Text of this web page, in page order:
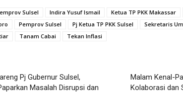
Sulsel Indira Yusuf Ismail Ketua TP PKK Makassar
Pemprov Sulsel Pj Ketua TP PKK Sulsel
Sekretaris
Tanam Cabai Tekan Inflasi
Pj Gubernur Sulsel,
Masalah Disrupsi dan
Malam Kenal-
Kolaborasi dan